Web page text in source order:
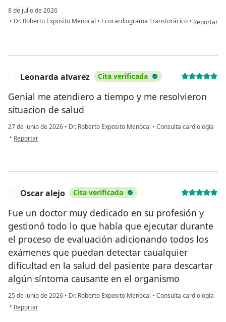
8 de julio de 2026
• Dr. Roberto Exposito Menocal • Ecocardiograma Transtorácico • en opinión
Reportar
Leonarda alvarez Cita verificada
Genial me atendiero a tiempo y me resolvieron
situacion de salud
27 de junio de 2026 • Dr. Roberto Exposito Menocal • Consulta cardiología
• en opinión del usuario Leonarda alvarez
Reportar
Oscar alejo Cita verificada
Fue un doctor muy dedicado en su profesión y
gestionó todo lo que había que ejecutar durante
el proceso de evaluación adicionando todos los
exámenes que puedan detectar caualquier
dificultad en la salud del pasiente para descartar
algún síntoma causante en el organismo
25 de junio de 2026 • Dr. Roberto Exposito Menocal • Consulta cardiología
• en opinión del usuario Oscar alejo
Reportar